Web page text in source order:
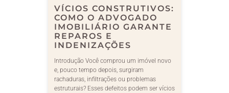
VÍCIOS CONSTRUTIVOS:
COMO O ADVOGADO
IMOBILIÁRIO GARANTE
REPAROS E
INDENIZAÇÕES
Introdução Você comprou um imóvel novo
e, pouco tempo depois, surgiram
rachaduras, infiltrações ou problemas
estruturais? Esses defeitos podem ser vícios